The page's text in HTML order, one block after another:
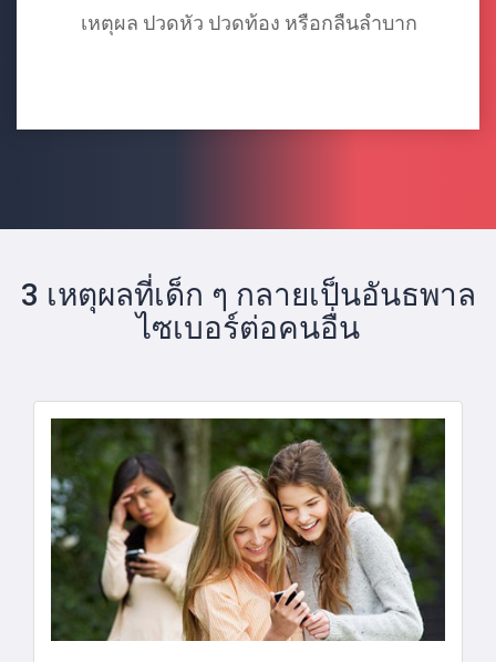
เหตุผล ปวดหัว ปวดท้อง หรือกลืนลําบาก
3 เหตุผลที่เด็ก ๆ กลายเป็นอันธพาล
ไซเบอร์ต่อคนอื่น